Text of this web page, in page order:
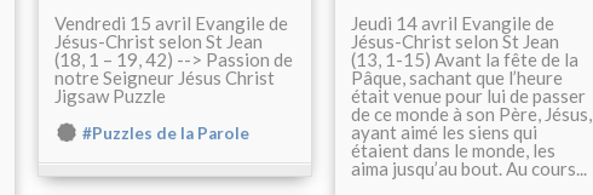
Vendredi 15 avril Evangile de
Jésus-Christ selon St Jean
(18, 1 – 19, 42) --> Passion de
notre Seigneur Jésus Christ
Jigsaw Puzzle
#Puzzles de la Parole
Jeudi 14 avril Evangile de
Jésus-Christ selon St Jean
(13, 1-15) Avant la fête de la
Pâque, sachant que l’heure
était venue pour lui de passer
de ce monde à son Père, Jésus,
ayant aimé les siens qui
étaient dans le monde, les
aima jusqu’au bout. Au cours...